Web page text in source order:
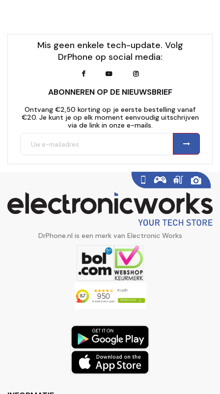
Mis geen enkele tech-update. Volg
DrPhone op social media:
ABONNEREN OP DE NIEUWSBRIEF
Ontvang €2,50 korting op je eerste bestelling vanaf
€20. Je kunt je op elk moment eenvoudig uitschrijven
via de link in onze e-mails.
DrPhone.nl is een merk van Electronic Works